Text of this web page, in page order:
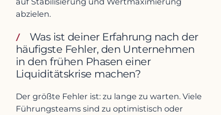
abzielen.
Was ist deiner Erfahrung nach der
häufigste Fehler, den Unternehmen
in den frühen Phasen einer
Liquiditätskrise machen?
Der größte Fehler ist: zu lange zu warten. Viele
Führungsteams sind zu optimistisch oder